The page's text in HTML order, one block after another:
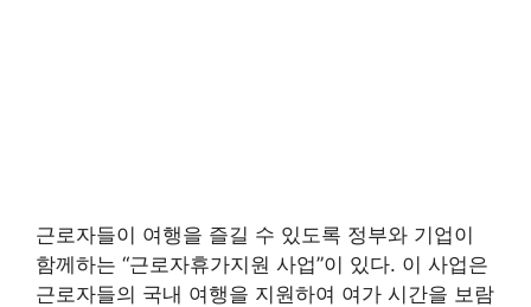
근로자들이 여행을 즐길 수 있도록 정부와 기업이
함께하는 “근로자휴가지원 사업”이 있다. 이 사업은
근로자들의 국내 여행을 지원하여 여가 시간을 보람